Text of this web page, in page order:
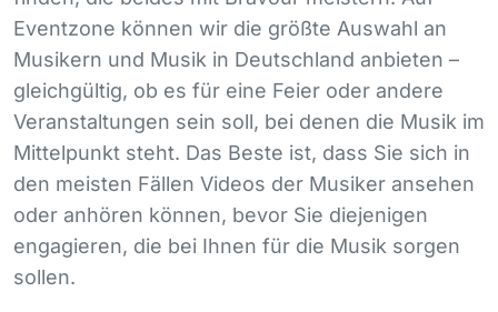
Eventzone können wir die größte Auswahl an
Musikern und Musik in Deutschland anbieten –
gleichgültig, ob es für eine Feier oder andere
Veranstaltungen sein soll, bei denen die Musik im
Mittelpunkt steht. Das Beste ist, dass Sie sich in
den meisten Fällen Videos der Musiker ansehen
oder anhören können, bevor Sie diejenigen
engagieren, die bei Ihnen für die Musik sorgen
sollen.